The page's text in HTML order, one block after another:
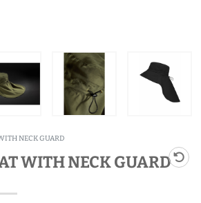
NECK GUARD
WITH NECK GUARD